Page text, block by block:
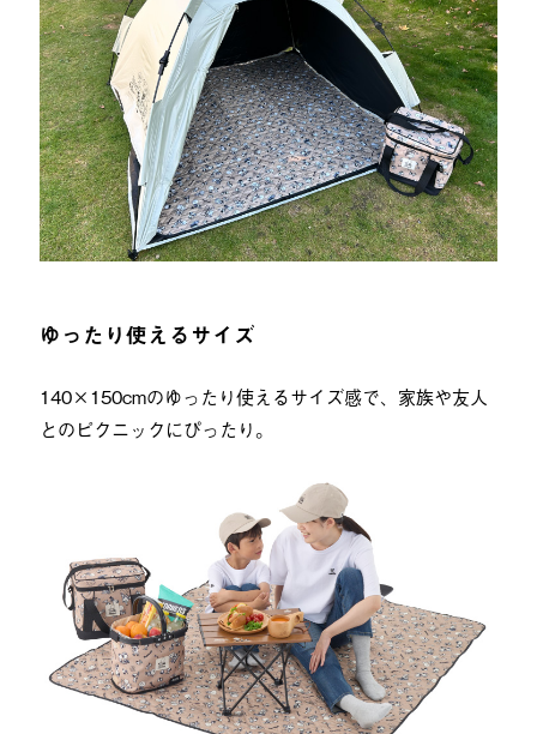
ゆったり使えるサイズ
140×150cmのゆったり使えるサイズ感で、家族や友人
とのピクニックにぴったり。